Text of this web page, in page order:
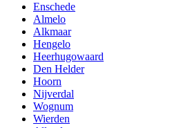
Enschede
Almelo
Alkmaar
Hengelo
Heerhugowaard
Den Helder
Hoorn
Nijverdal
Wognum
Wierden